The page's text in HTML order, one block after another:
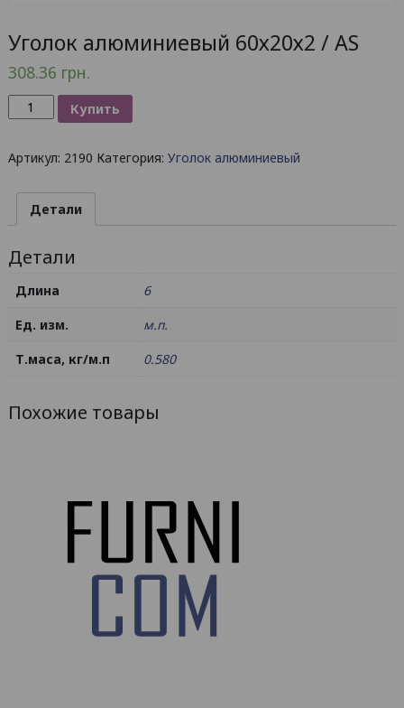
Уголок алюминиевый 60х20х2 / AS
308.36 грн.
Количество
товара
алюминиевый
Купить
Артикул: 2190 Категория: Уголок алюминиевый
Детали
Детали
Длина
6
Ед. изм.
м.п.
Т.маса, кг/м.п
0.580
Похожие товары